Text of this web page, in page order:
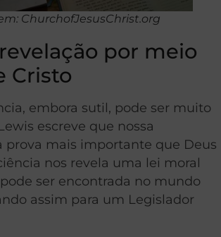
ChurchofJesusChrist.org
por meio
Cristo
embora sutil, pode ser muito
escreve que nossa
prova mais importante que Deus
nos revela uma lei moral
ser encontrada no mundo
assim para um Legislador